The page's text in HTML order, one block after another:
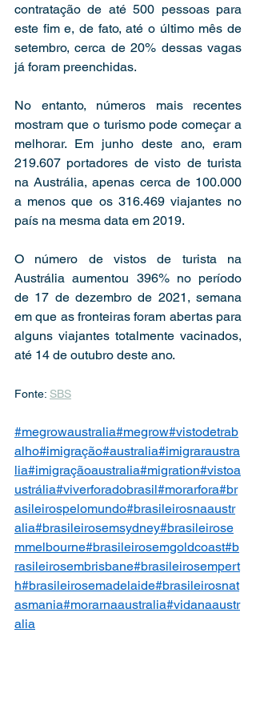
contratação de até 500 pessoas para
este fim e, de fato, até o último mês de
setembro, cerca de 20% dessas vagas
já foram preenchidas.
No entanto, números mais recentes
mostram que o turismo pode começar a
melhorar. Em junho deste ano, eram
219.607 portadores de visto de turista
na Austrália, apenas cerca de 100.000
a menos que os 316.469 viajantes no
país na mesma data em 2019.
O número de vistos de turista na
Austrália aumentou 396% no período
de 17 de dezembro de 2021, semana
em que as fronteiras foram abertas para
alguns viajantes totalmente vacinados,
até 14 de outubro deste ano.
Fonte: SBS
#megrowaustralia#megrow#vistodetrab
alho#imigração#australia#imigraraustra
lia#imigraçãoaustralia#migration#vistoa
ustrália#viverforadobrasil#morarfora#br
asileirospelomundo#brasileirosnaaustr
alia#brasileirosemsydney#brasileirose
mmelbourne#brasileirosemgoldcoast#b
rasileirosembrisbane#brasileirosempert
h#brasileirosemadelaide#brasileirosnat
asmania#morarnaaustralia#vidanaaustr
alia